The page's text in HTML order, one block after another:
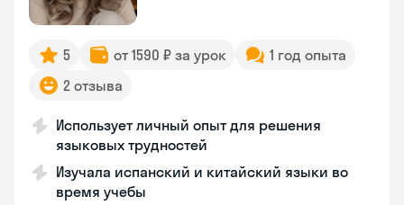
5 от 1590 ₽ за урок
1 год опыта
2 отзыва
Использует личный опыт для решения
языковых трудностей
Изучала испанский и китайский языки во
время учебы